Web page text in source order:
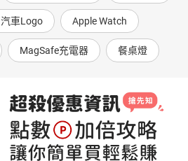
汽車Logo Apple Watch
MagSafe充電器 餐桌燈